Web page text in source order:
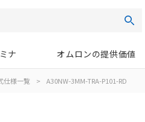
ナ オムロンの提供価値
仕様一覧 > A30NW-3MM-TRA-P101-RD